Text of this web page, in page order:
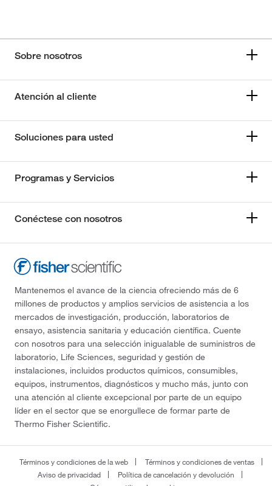
Sobre nosotros
Atención al cliente
Soluciones para usted
Programas y Servicios
Conéctese con nosotros
Mantenemos el avance de la ciencia ofreciendo más de 6
millones de productos y amplios servicios de asistencia a los
mercados de investigación, producción, laboratorios de
ensayo, asistencia sanitaria y educación científica. Cuente
con nosotros para una selección inigualable de suministros de
laboratorio, Life Sciences, seguridad y gestión de
instalaciones, incluidos productos químicos, consumibles,
equipos, instrumentos, diagnósticos y mucho más, junto con
una atención al cliente excepcional por parte de un equipo
líder en el sector que se enorgullece de formar parte de
Thermo Fisher Scientific.
Términos y condiciones de la web
Términos y condiciones de ventas
Aviso de privacidad
Política de cancelación y devolución